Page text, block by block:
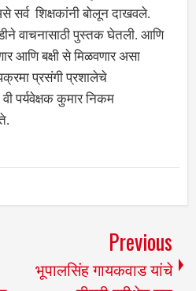
शिक्षकांनी बोलून दाखवले.
वाचनासाठी पुस्तक घेतली. आणि
आणि बक्षी से मिळवणार असा
प्रसंगी प्रशालेचे
पर्यवेक्षक कुमार निकम
Previous
भूपालसिंह गायकवाड यांचे